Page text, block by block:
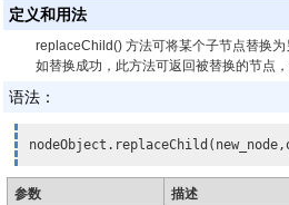
定义和用法
replaceChild() 方法可将某个子节点替换为
如替换成功，此方法可返回被替换的节点
语法：
参数 描述